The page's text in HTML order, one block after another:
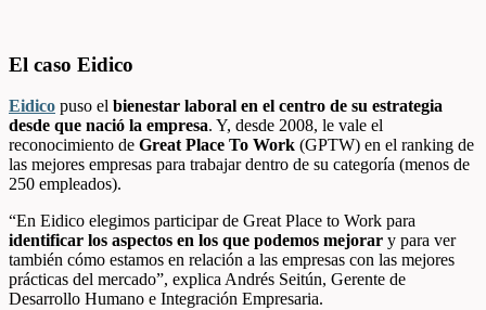
El caso Eidico
Eidico puso el bienestar laboral en el centro de su estrategia
desde que nació la empresa. Y, desde 2008, le vale el
reconocimiento de Great Place To Work (GPTW) en el ranking de
las mejores empresas para trabajar dentro de su categoría (menos de
250 empleados).
“En Eidico elegimos participar de Great Place to Work para
identificar los aspectos en los que podemos mejorar y para ver
también cómo estamos en relación a las empresas con las mejores
prácticas del mercado”, explica Andrés Seitún, Gerente de
Desarrollo Humano e Integración Empresaria.